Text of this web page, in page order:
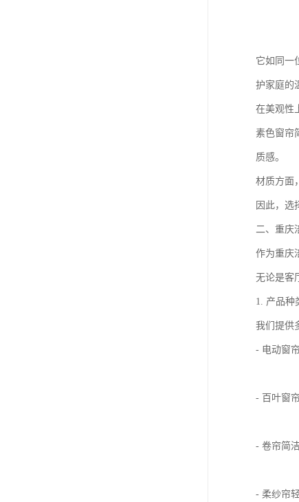
它如同一
护家庭的
在美观性
素色窗帘
质感。
材质方面
因此，选
二、重庆
作为重庆
无论是客
1. 产品种
我们提供
- 电动窗
- 百叶窗
- 卷帘简
- 柔纱帘